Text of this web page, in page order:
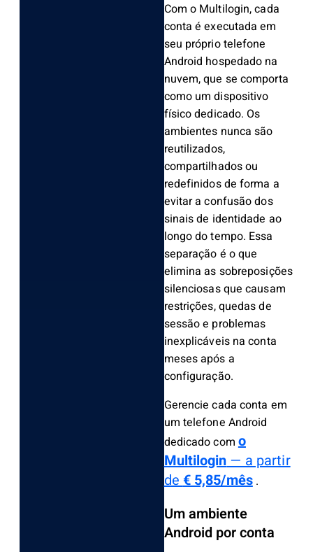
Com o Multilogin, cada
conta é executada em
seu próprio telefone
Android hospedado na
nuvem, que se comporta
como um dispositivo
físico dedicado. Os
ambientes nunca são
reutilizados,
compartilhados ou
redefinidos de forma a
evitar a confusão dos
sinais de identidade ao
longo do tempo. Essa
separação é o que
elimina as sobreposições
silenciosas que causam
restrições, quedas de
sessão e problemas
inexplicáveis ​​na conta
meses após a
configuração.
Gerencie cada conta em
um telefone Android
dedicado como
Multilogin— a partir
de€ 5,85/mês.
Um ambiente
Android por conta